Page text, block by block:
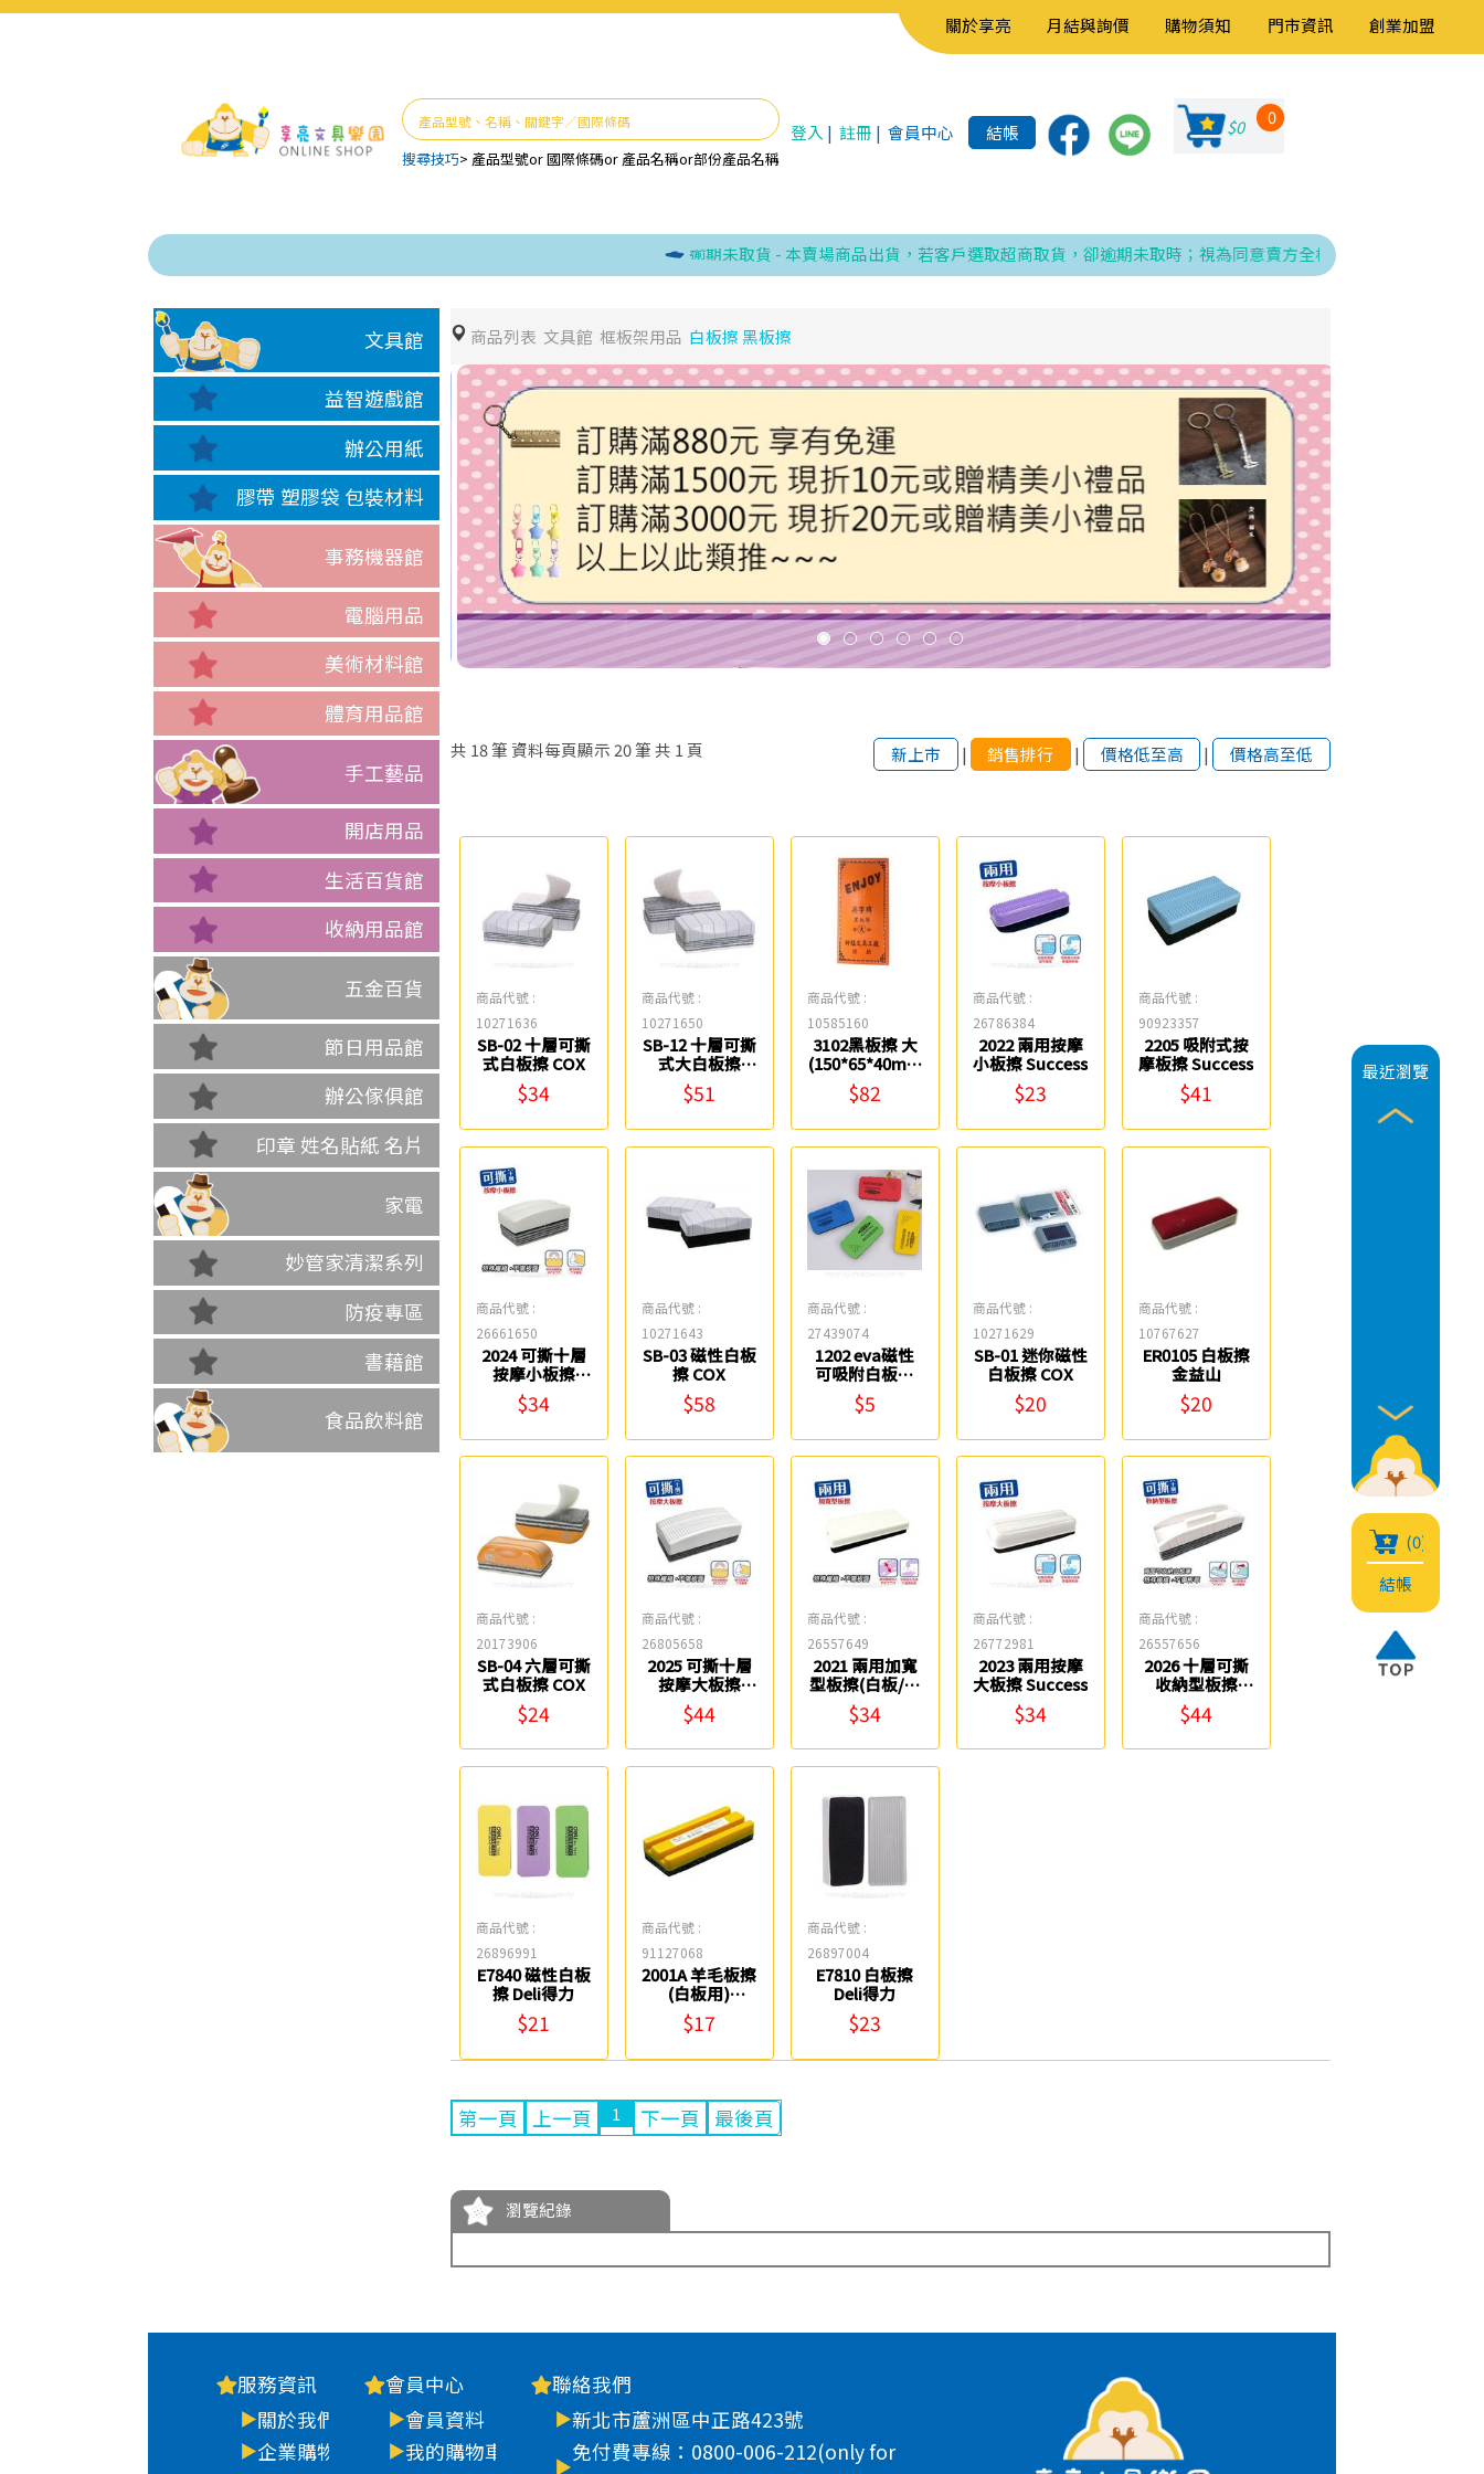
關於享亮 月結與詢價 購物須知 門市資訊 創業加盟
搜尋技巧> 產品型號or國際條碼or 產品名稱or部份產品名稱
登入 | 註冊 | 會員中心 結帳 $0 0
逾期未取貨 - 本賣場商品出貨，若客戶選取超商取貨，卻逾期未取時；視為同意賣方全權處理發票、折讓與銷貨退回
最近瀏覽
(0)
結帳
文具館
益智遊戲館
辦公用紙
膠帶 塑膠袋 包裝材料
事務機器館
電腦用品
美術材料館
體育用品館
手工藝品
開店用品
生活百貨館
收納用品館
五金百貨
節日用品館
辦公傢俱館
印章 姓名貼紙 名片
家電
妙管家清潔系列
防疫專區
書藉館
食品飲料館
商品列表 文具館 框板架用品 白板擦 黑板擦
共 18筆 資料每頁顯示 20筆 共 1頁 新上市 | 銷售排行 | 價格低至高 | 價格高至低
商品代號 :
10271636
SB-02 十層可撕
式白板擦 COX
$34
商品代號 :
10271650
SB-12 十層可撕
式大白板擦
COX
$51
商品代號 :
10585160
3102黑板擦 大
(150*65*40mm
) 英字牌
$82
商品代號 :
26786384
2022 兩用按摩
小板擦 Success
$23
商品代號 :
90923357
2205 吸附式按
摩板擦 Success
$41
商品代號 :
26661650
2024 可撕十層
按摩小板擦
Success
$34
商品代號 :
10271643
SB-03 磁性白板
擦 COX
$58
商品代號 :
27439074
1202 eva磁性
可吸附白板擦
0021
$5
商品代號 :
10271629
SB-01 迷你磁性
白板擦 COX
$20
商品代號 :
10767627
ER0105 白板擦
金益山
$20
商品代號 :
20173906
SB-04 六層可撕
式白板擦 COX
$24
商品代號 :
26805658
2025 可撕十層
按摩大板擦
Success
$44
商品代號 :
26557649
2021 兩用加寬
型板擦(白板/黑
板可用)
Success
$34
商品代號 :
26772981
2023 兩用按摩
大板擦 Success
$34
商品代號 :
26557656
2026 十層可撕
收納型板擦
Success
$44
商品代號 :
26896991
E7840 磁性白板
擦 Deli得力
$21
商品代號 :
91127068
2001A 羊毛板擦
(白板用)
Success
$17
商品代號 :
26897004
E7810 白板擦
Deli得力
$23
第一頁 上一頁 1 下一頁 最後頁
瀏覽紀錄
服務資訊
關於我們
企業購物
會員中心
會員資料
我的購物車
聯絡我們
新北市蘆洲區中正路423號
免付費專線：0800-006-212(only for